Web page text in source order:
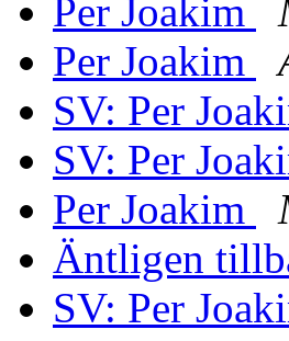
Per Joakim
Per Joakim
SV: Per
SV: Per
Per Joakim
Äntligen
SV: Per